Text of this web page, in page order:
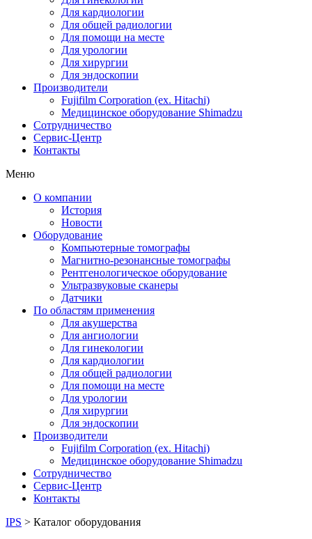
Для кардиологии
Для общей радиологии
Для помощи на месте
Для урологии
Для хирургии
Для эндоскопии
Производители
Fujifilm Corporation (ex. Hitachi)
Медицинское оборудование Shimadzu
Сотрудничество
Сервис-Центр
Контакты
Меню
О компании
История
Новости
Оборудование
Компьютерные томографы
Магнитно-резонансные томографы
Рентгенологическое оборудование
Ультразвуковые сканеры
Датчики
По областям применения
Для акушерства
Для ангиологии
Для гинекологии
Для кардиологии
Для общей радиологии
Для помощи на месте
Для урологии
Для хирургии
Для эндоскопии
Производители
Fujifilm Corporation (ex. Hitachi)
Медицинское оборудование Shimadzu
Сотрудничество
Сервис-Центр
Контакты
IPS > Каталог оборудования